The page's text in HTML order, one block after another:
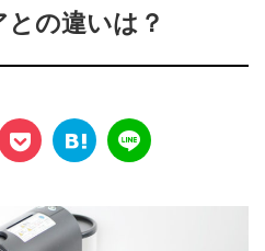
の違いは？